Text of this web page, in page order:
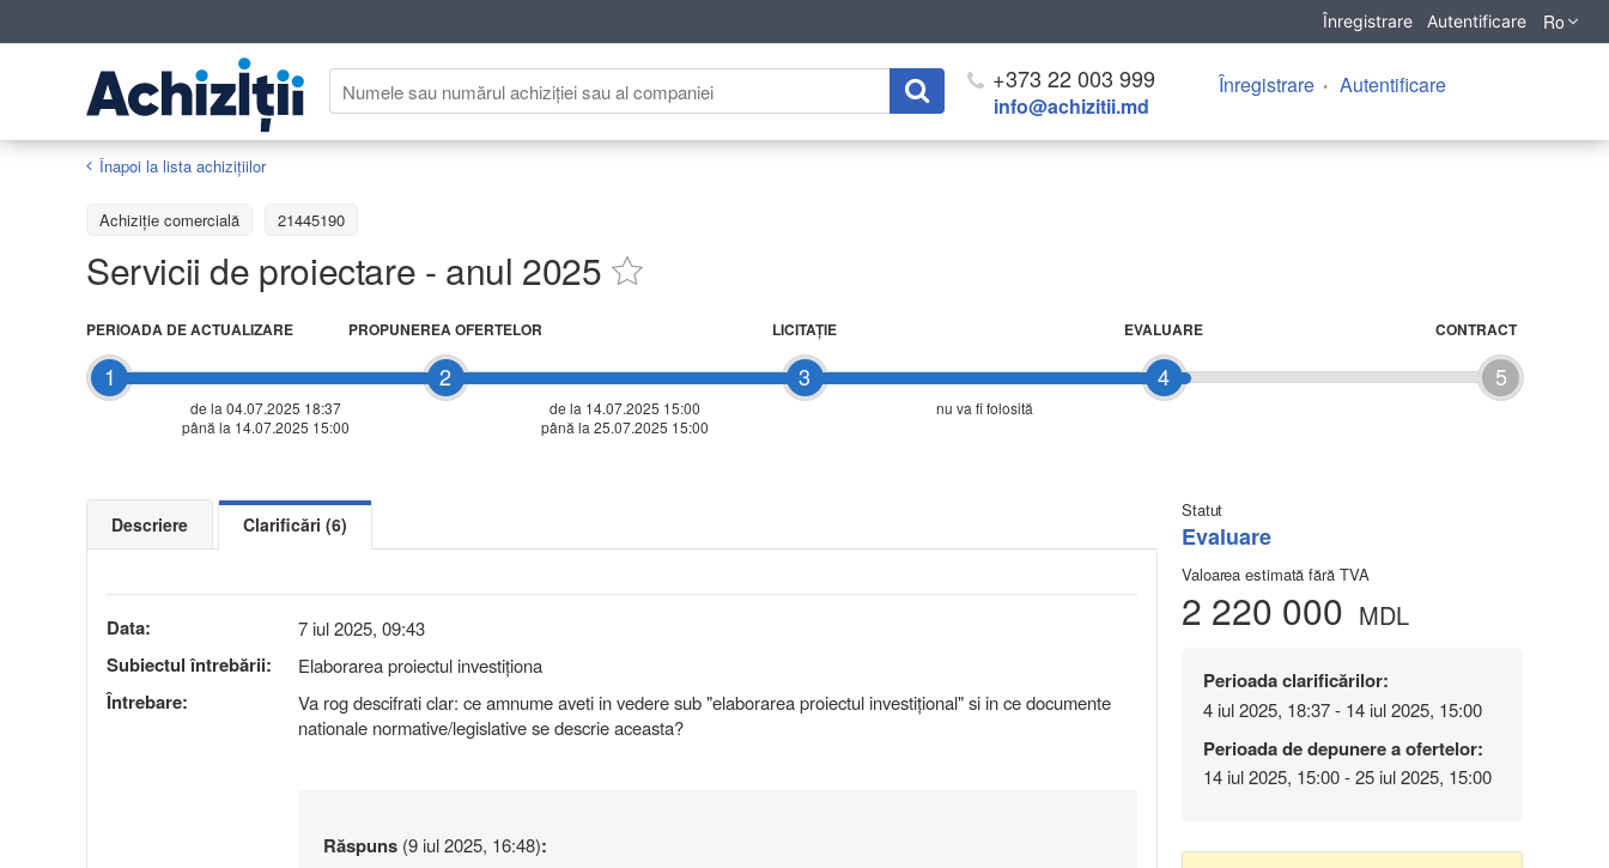
Înregistrare Autentificare Ro
+373 22 003 999
info@achizitii.md
Înregistrare Autentificare
Înapoi la lista achiziţiilor
Achizițiе comercială 21445190
Servicii de proiectare - anul 2025
1
PERIOADA DE ACTUALIZARE
de la 04.07.2025 18:37
până la 14.07.2025 15:00
2
PROPUNEREA OFERTELOR
de la 14.07.2025 15:00
până la 25.07.2025 15:00
3
LICITAŢIE
nu va fi folosită
4
EVALUARE
5
CONTRACT
Statut
Evaluare
Valoarea estimată fără TVA
2 220 000 MDL
Perioada clarificărilor:
4 iul 2025, 18:37 - 14 iul 2025, 15:00
Perioada de depunere a ofertelor:
14 iul 2025, 15:00 - 25 iul 2025, 15:00
Descriere Clarificări (6)
Data: 7 iul 2025, 09:43
Subiectul întrebării: Elaborarea proiectul investiționa
Întrebare:
Va rog descifrati clar: ce amnume aveti in vedere sub "elaborarea proiectul investițional" si in ce documente
nationale normative/legislative se descrie aceasta?
Răspuns (9 iul 2025, 16:48):